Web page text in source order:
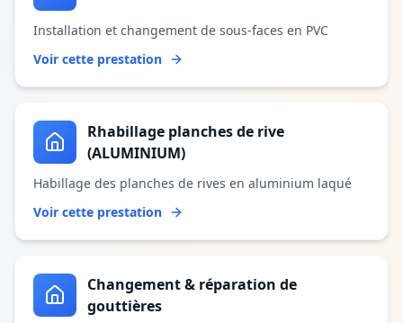
Installation et changement de sous-faces en PVC
Voir cette prestation
Rhabillage planches de rive
(ALUMINIUM)
Habillage des planches de rives en aluminium laqué
Voir cette prestation
Changement & réparation de
gouttières